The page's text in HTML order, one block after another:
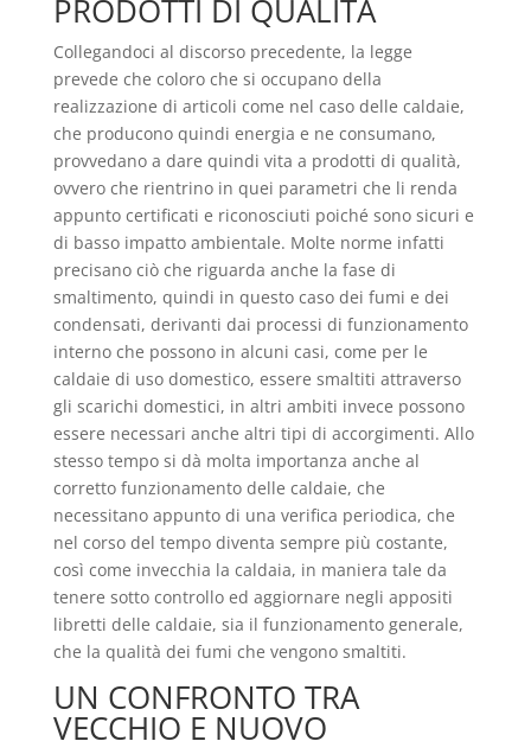
PRODOTTI DI QUALITÀ
Collegandoci al discorso precedente, la legge
prevede che coloro che si occupano della
realizzazione di articoli come nel caso delle caldaie,
che producono quindi energia e ne consumano,
provvedano a dare quindi vita a prodotti di qualità,
ovvero che rientrino in quei parametri che li renda
appunto certificati e riconosciuti poiché sono sicuri e
di basso impatto ambientale. Molte norme infatti
precisano ciò che riguarda anche la fase di
smaltimento, quindi in questo caso dei fumi e dei
condensati, derivanti dai processi di funzionamento
interno che possono in alcuni casi, come per le
caldaie di uso domestico, essere smaltiti attraverso
gli scarichi domestici, in altri ambiti invece possono
essere necessari anche altri tipi di accorgimenti. Allo
stesso tempo si dà molta importanza anche al
corretto funzionamento delle caldaie, che
necessitano appunto di una verifica periodica, che
nel corso del tempo diventa sempre più costante,
così come invecchia la caldaia, in maniera tale da
tenere sotto controllo ed aggiornare negli appositi
libretti delle caldaie, sia il funzionamento generale,
che la qualità dei fumi che vengono smaltiti.
UN CONFRONTO TRA
VECCHIO E NUOVO